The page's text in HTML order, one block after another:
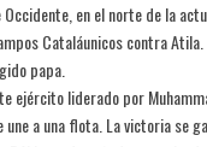
en el norte de la
Cataláunicos contra Atila.
papa.
ejército liderado por
a una flota. La victoria se